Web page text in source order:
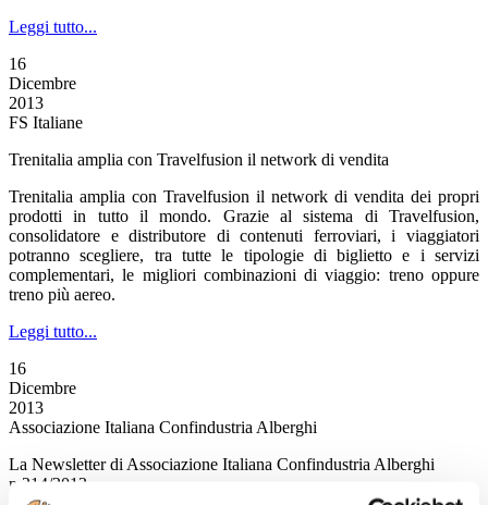
Leggi tutto...
16
Dicembre
2013
FS Italiane
Trenitalia amplia con Travelfusion il network di vendita
Trenitalia amplia con Travelfusion il network di vendita dei propri
prodotti in tutto il mondo. Grazie al sistema di Travelfusion,
consolidatore e distributore di contenuti ferroviari, i viaggiatori
potranno scegliere, tra tutte le tipologie di biglietto e i servizi
complementari, le migliori combinazioni di viaggio: treno oppure
treno più aereo.
Leggi tutto...
16
Dicembre
2013
Associazione Italiana Confindustria Alberghi
La Newsletter di Associazione Italiana Confindustria Alberghi
n.214/2013